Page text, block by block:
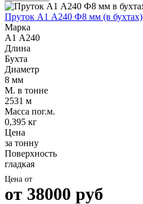
Пруток А1 А240 Ф8 мм (в бухтах)
Марка
А1 А240
Длина
Бухта
Диаметр
8 мм
М. в тонне
2531 м
Масса пог.м.
0,395 кг
Цена
за тонну
Поверхность
гладкая
Цена от
от 38000 руб